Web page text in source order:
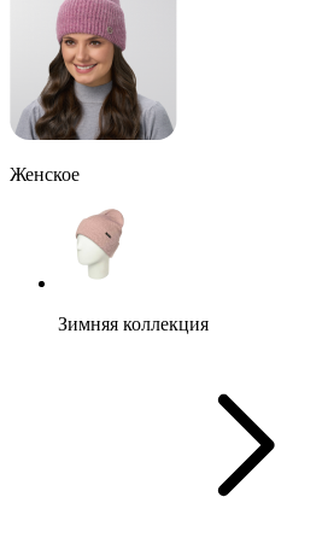
Женское
Зимняя коллекция